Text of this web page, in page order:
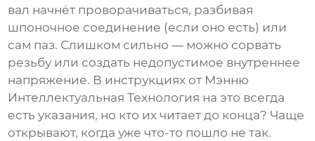
вал начнёт проворачиваться, разбивая
шпоночное соединение (если оно есть) или
сам паз. Слишком сильно — можно сорвать
резьбу или создать недопустимое внутреннее
напряжение. В инструкциях от Мэнню
Интеллектуальная Технология на это всегда
есть указания, но кто их читает до конца? Чаще
открывают, когда уже что-то пошло не так.